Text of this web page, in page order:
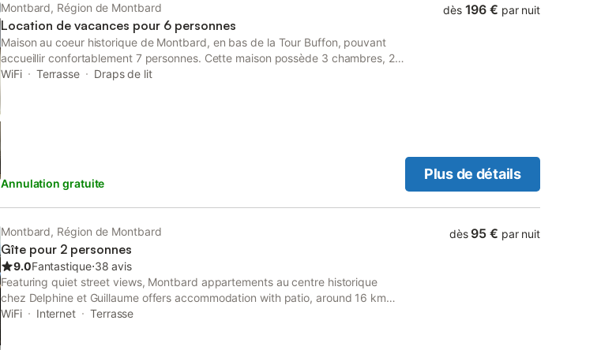
Montbard, Région de Montbard
Location de vacances pour 6 personnes
Maison au coeur historique de Montbard, en bas de la Tour Buffon, pouvant
accueillir confortablement 7 personnes. Cette maison possède 3 chambres, 2
salles de bain et 2 WC. Une terrasse extérieur de 80 m2 environ avec salon de
WiFi Terrasse Draps de lit
Annulation gratuite
dès 196 € par nuit
Plus de détails
Montbard, Région de Montbard
Gîte pour 2 personnes
9.0Fantastique⋅38 avis
Featuring quiet street views, Montbard appartements au centre historique
chez Delphine et Guillaume offers accommodation with patio, around 16 km
from MuséoParc Alésia.
WiFi Internet Terrasse
dès 95 € par nuit